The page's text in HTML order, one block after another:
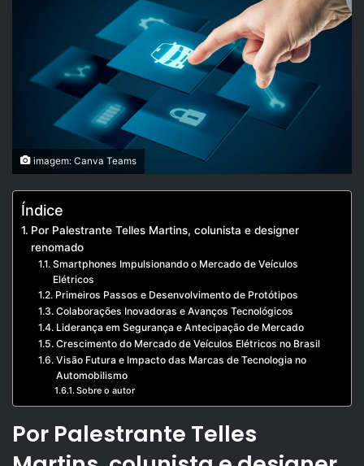
imagem: Canva Teams
Índice
Por Palestrante Telles Martins, colunista e designer
renomado
Smartphones Impulsionando o Mercado de Veículos
Elétricos
Primeiros Passos e Desenvolvimento de Protótipos
Colaborações Inovadoras e Avanços Tecnológicos
Liderança em Segurança e Antecipação de Mercado
Crescimento do Mercado de Veículos Elétricos no Brasil
Visão Futura e Impacto das Marcas de Tecnologia no
Automobilismo
Sobre o autor
Por Palestrante Telles